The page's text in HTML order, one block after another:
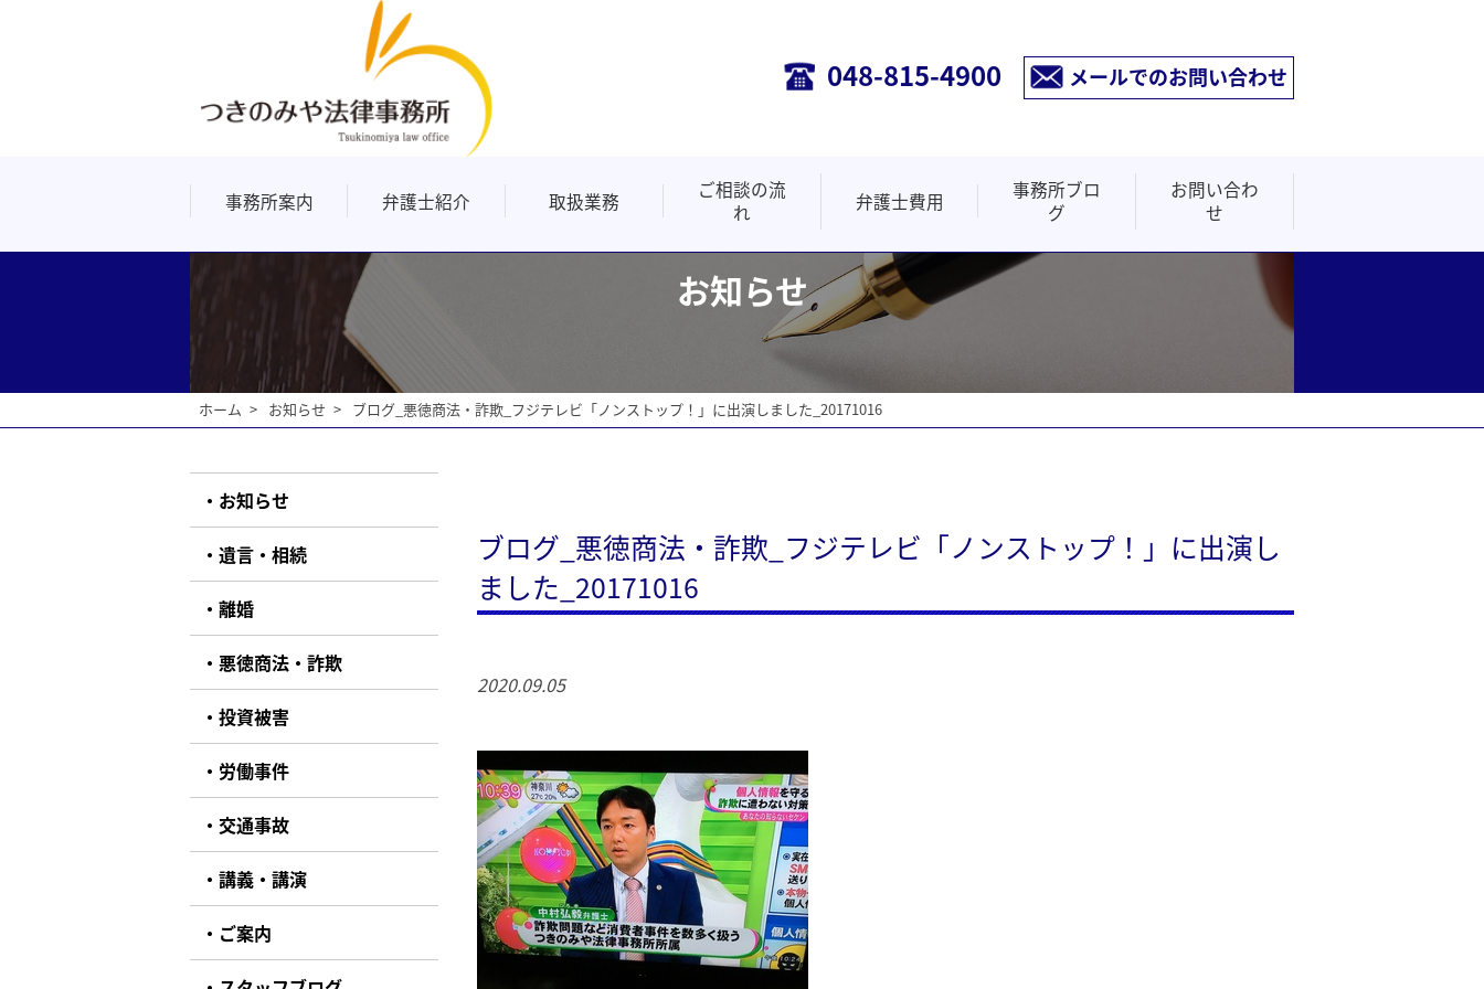
048-815-4900 メールでのお問い合わせ
事務所案内 弁護士紹介 取扱業務
ご相談の流
れ
弁護士費用
事務所ブロ
グ
お問い合わ
せ
お知らせ
ホーム お知らせ ブログ_悪徳商法・詐欺_フジテレビ「ノンストップ！」に出演しました_20171016
ブログ_悪徳商法・詐欺_フジテレビ「ノンストップ！」に出演し
ました_20171016
2020.09.05
お知らせ
遺言・相続
離婚
悪徳商法・詐欺
投資被害
労働事件
交通事故
講義・講演
ご案内